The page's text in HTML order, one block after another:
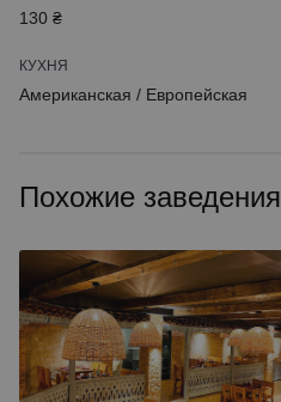
130 ₴
КУХНЯ
Американская / Европейская
Похожие заведения